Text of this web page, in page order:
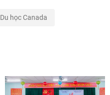
Du học Canada